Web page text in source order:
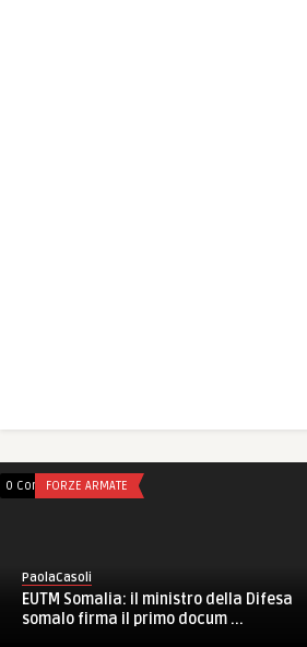
0 CommentsFORZE ARMATE
PaolaCasoli
EUTM Somalia: il ministro della Difesa
somalo firma il primo docum ...